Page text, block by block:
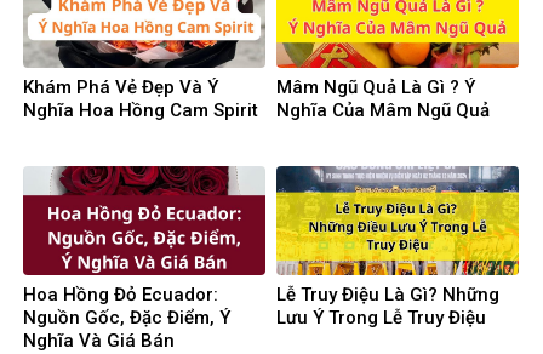
Khám Phá Vẻ Đẹp Và Ý
Nghĩa Hoa Hồng Cam Spirit
Mâm Ngũ Quả Là Gì ? Ý
Nghĩa Của Mâm Ngũ Quả
Hoa Hồng Đỏ Ecuador:
Nguồn Gốc, Đặc Điểm, Ý
Nghĩa Và Giá Bán
Lễ Truy Điệu Là Gì? Những
Lưu Ý Trong Lễ Truy Điệu